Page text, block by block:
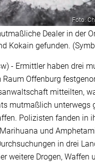
Foto:
Dealer in der
Kokain gefunden.
- Ermittler haben drei
Raum Offenburg
mitteilten,
mutmaßlich unterwegs
Polizisten fanden in
und
in drei
weitere Drogen, Waffen